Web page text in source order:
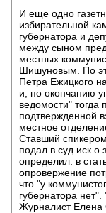
И еще одно
избирательной
губернатора и
между сыном
местных
Шишуновым. По
Петра Ежицкого
и, по окончанию
ведомости" тогда
подтвержденной
местное
Ставший
подал в суд иск о
определил: в
опровержение
что "у
губернатора
Журналист Елена